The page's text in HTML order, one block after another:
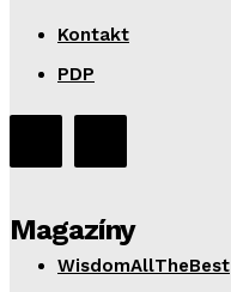
Kontakt
PDP
Magazíny
WisdomAllTheBest